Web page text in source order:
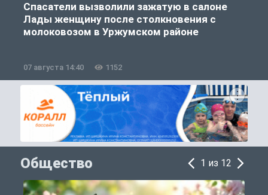
Спасатели вызволили зажатую в салоне
Лады женщину после столкновения с
молоковозом в Уржумском районе
07 августа 14:40 1152
Общество 1 из 12